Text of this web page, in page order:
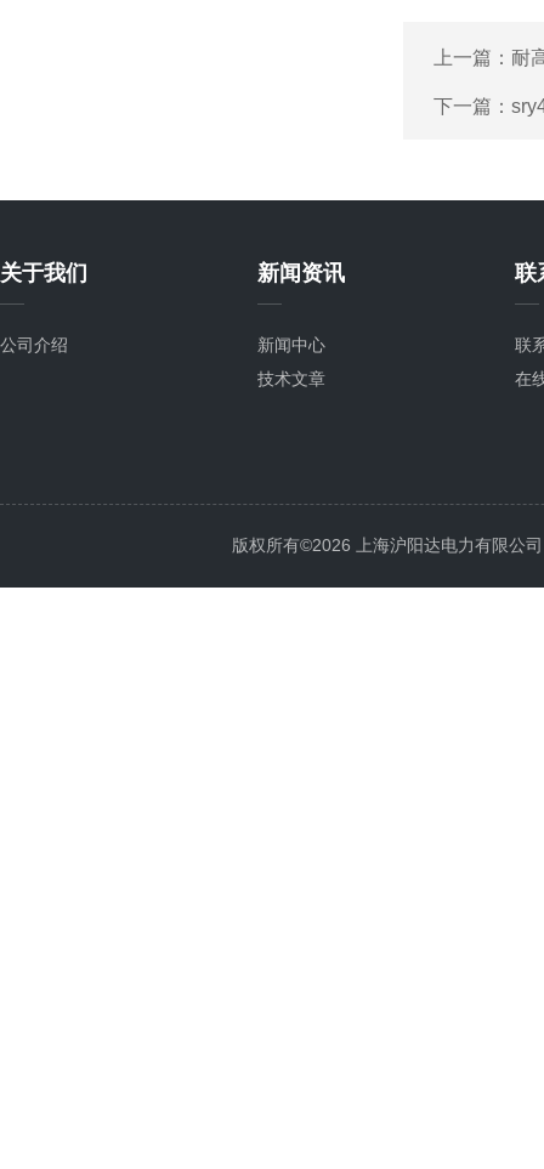
上一篇： 耐
下一篇：
关于我们
公司介绍
新闻资讯
新闻中心
技术文章
联
联
在
版权所有©2026 上海沪阳达电力有限公